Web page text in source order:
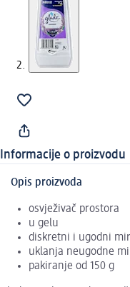
Informacije o proizvodu
Opis proizvoda
osvježivač prostora
u gelu
diskretni i ugodni
uklanja neugodne
pakiranje od 150 g